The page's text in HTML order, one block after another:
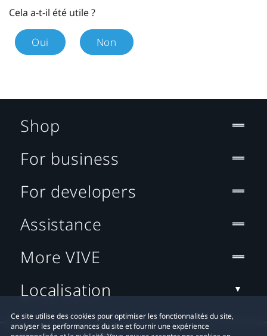
Cela a-t-il été utile ?
Oui Non
Ce site utilise des cookies pour optimiser les fonctionnalités du site,
analyser les performances du site et fournir une expérience
Shop
For business
For developers
Assistance
More VIVE
Localisation